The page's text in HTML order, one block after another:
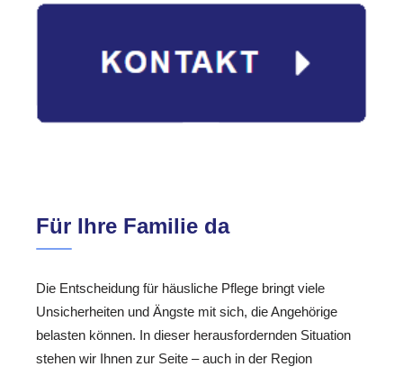
Für Ihre Familie da
Die Entscheidung für häusliche Pflege bringt viele
Unsicherheiten und Ängste mit sich, die Angehörige
belasten können. In dieser herausfordernden Situation
stehen wir Ihnen zur Seite – auch in der Region